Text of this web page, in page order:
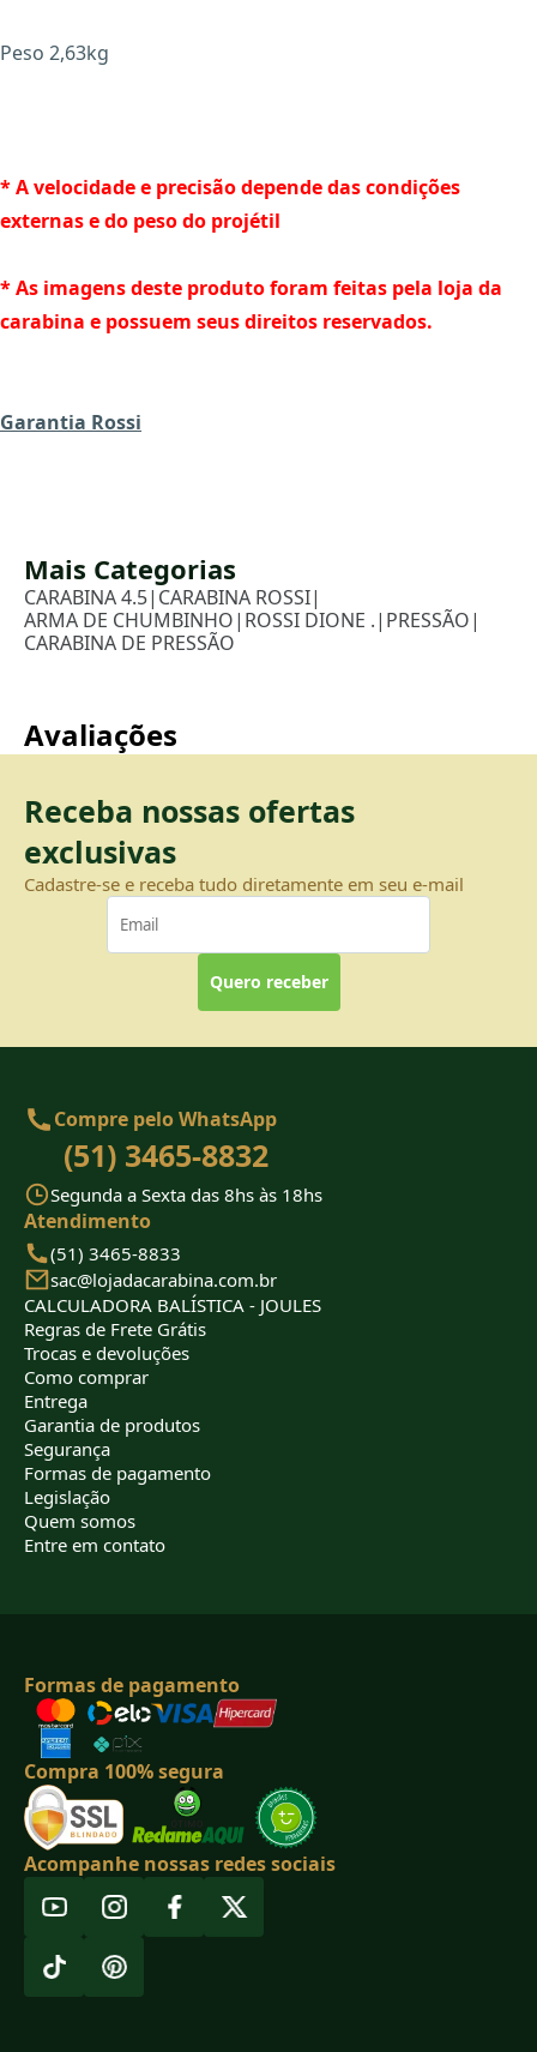
Peso 2,63kg
* A velocidade e precisão depende das condições
externas e do peso do projétil
* As imagens deste produto foram feitas pela loja da
carabina e possuem seus direitos reservados.
Garantia Rossi
Mais Categorias
CARABINA 4.5| CARABINA ROSSI|
ARMA DE CHUMBINHO| ROSSI DIONE .| PRESSÃO|
CARABINA DE PRESSÃO
Avaliações
Receba nossas ofertas
exclusivas
Cadastre-se e receba tudo diretamente em seu e-mail
Quero receber
Compre pelo WhatsApp
(51) 3465-8832
Segunda a Sexta das 8hs às 18hs
Atendimento
(51) 3465-8833
sac@lojadacarabina.com.br
CALCULADORA BALÍSTICA - JOULES
Regras de Frete Grátis
Trocas e devoluções
Como comprar
Entrega
Garantia de produtos
Segurança
Formas de pagamento
Legislação
Quem somos
Entre em contato
Formas de pagamento
Compra 100% segura
Acompanhe nossas redes sociais